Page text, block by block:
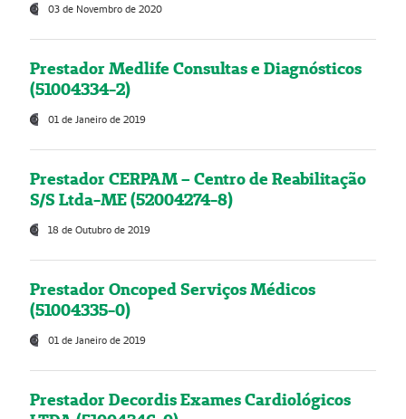
03 de Novembro de 2020
Prestador Medlife Consultas e Diagnósticos
(51004334-2)
01 de Janeiro de 2019
Prestador CERPAM – Centro de Reabilitação
S/S Ltda-ME (52004274-8)
18 de Outubro de 2019
Prestador Oncoped Serviços Médicos
(51004335-0)
01 de Janeiro de 2019
Prestador Decordis Exames Cardiológicos